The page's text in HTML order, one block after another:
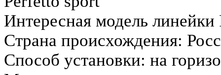
Интересная модель
Страна происхождения:
Способ установки: на